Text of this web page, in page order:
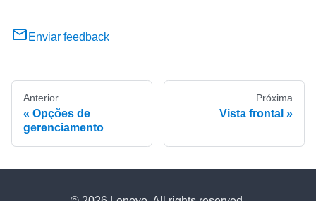
Enviar feedback
Anterior
Opções de
gerenciamento
Próxima
Vista frontal